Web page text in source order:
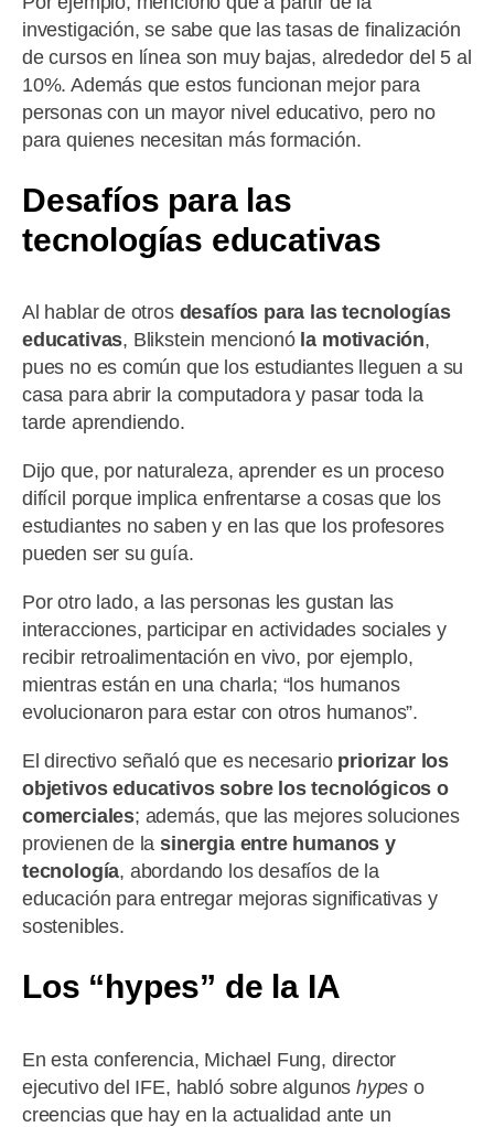
investigación, se sabe que las tasas de finalización
de cursos en línea son muy bajas, alrededor del 5 al
10%. Además que estos funcionan mejor para
personas con un mayor nivel educativo, pero no
para quienes necesitan más formación.
Desafíos para las
tecnologías educativas
Al hablar de otros desafíos para las tecnologías
educativas, Blikstein mencionó la motivación,
pues no es común que los estudiantes lleguen a su
casa para abrir la computadora y pasar toda la
tarde aprendiendo.
Dijo que, por naturaleza, aprender es un proceso
difícil porque implica enfrentarse a cosas que los
estudiantes no saben y en las que los profesores
pueden ser su guía.
Por otro lado, a las personas les gustan las
interacciones, participar en actividades sociales y
recibir retroalimentación en vivo, por ejemplo,
mientras están en una charla; “los humanos
evolucionaron para estar con otros humanos”.
El directivo señaló que es necesario priorizar los
objetivos educativos sobre los tecnológicos o
comerciales; además, que las mejores soluciones
provienen de lasinergia entre humanos y
tecnología, abordando los desafíos de la
educación para entregar mejoras significativas y
sostenibles.
Los “hypes” de la IA
En esta conferencia, Michael Fung, director
ejecutivo del IFE, habló sobre algunos hypes o
creencias que hay en la actualidad ante un